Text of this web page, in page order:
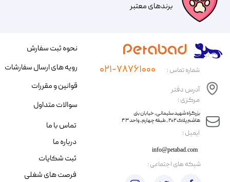
​​برندهای معتبر​​​​​​​
​ایمیل :
آدرس دفتر
مرکزی :
info@petabad.com
​​بزرگراه شهید سلیمانی، خیابان بنی
هاشم پلاک ۲۰۲ ، طبقه چهارم، واحد ۴۳
شماره تماس : ۰۲۱-۷۸۷۶۱۰۰۰
نحوه ثبت سفارش
رویه های ارسال سفارشات
قوانین و مقررات
سوالات متداول
تماس با ما
درباره ما
ثبت شکایات
فرصت های شغلی
​شبکه های اجتماعی :